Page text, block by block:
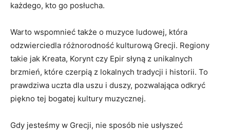
każdego, kto ​go posłucha.
Warto wspomnieć także o muzyce ludowej, która
odzwierciedla różnorodność kulturową Grecji. Regiony
takie jak Kreata, Korynt czy Epir słyną z unikalnych
brzmień, które czerpią z lokalnych tradycji i historii. ​To
prawdziwa ​uczta dla uszu i duszy, pozwalająca odkryć
piękno⁢ tej bogatej kultury muzycznej.
Gdy jesteśmy w Grecji, nie sposób nie usłyszeć